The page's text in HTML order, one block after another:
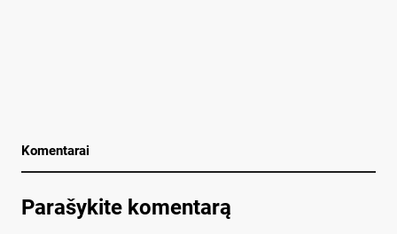
Komentarai
Parašykite komentarą